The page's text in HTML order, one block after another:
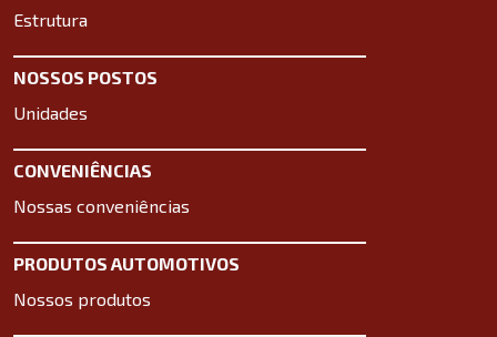
Estrutura
NOSSOS POSTOS
Unidades
CONVENIÊNCIAS
Nossas conveniências
PRODUTOS AUTOMOTIVOS
Nossos produtos